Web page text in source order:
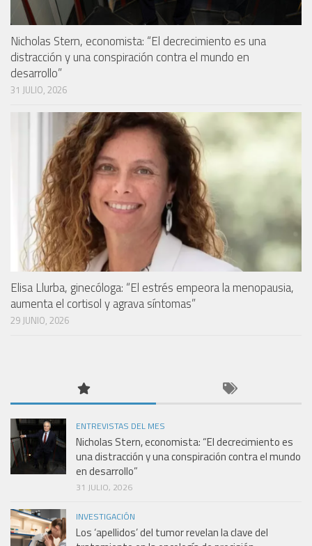
Nicholas Stern, economista: “El decrecimiento es una
distracción y una conspiración contra el mundo en
desarrollo”
31 JULIO, 2026
Elisa Llurba, ginecóloga: “El estrés empeora la menopausia,
aumenta el cortisol y agrava síntomas”
29 JUNIO, 2026
ENTREVISTAS DEL MES
Nicholas Stern, economista: “El decrecimiento es
una distracción y una conspiración contra el mundo
en desarrollo”
31 JULIO, 2026
INVESTIGACIÓN
Los ‘apellidos’ del tumor revelan la clave del